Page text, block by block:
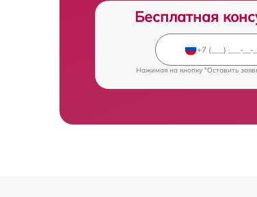
Бесплатная
Нажимая на кнопку "Оставить